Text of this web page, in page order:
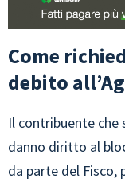
Come
debito
Il contribuente che
danno diritto al
da parte del Fisco,